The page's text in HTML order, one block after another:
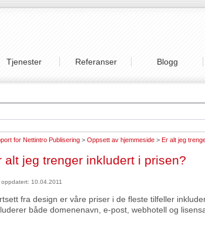
Tjenester Referanser Blogg
for Nettintro Publisering > Oppsett av hjemmeside > Er alt jeg
alt jeg trenger inkludert i prisen?
oppdatert: 10.04.2011
fra design er våre priser i de fleste tilfeller
både domenenavn, e-post, webhotell og